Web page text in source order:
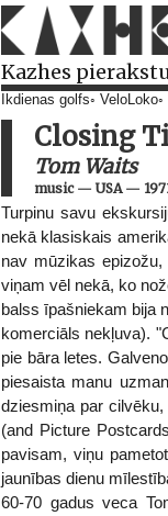
Kazhes
Ikdienas golfs VeloLoko
Closing
Tom Waits
music— USA—
Turpinu savu
nekā klasiskais
nav mūzikas
viņam vēl nekā, ko
balss īpašniekam bija
komerciāls nekļuva).
pie bāra letes.
piesaista manu
dziesmiņa par
(and Picture
pavisam, viņu
jaunības dienu
60-70 gadus veca